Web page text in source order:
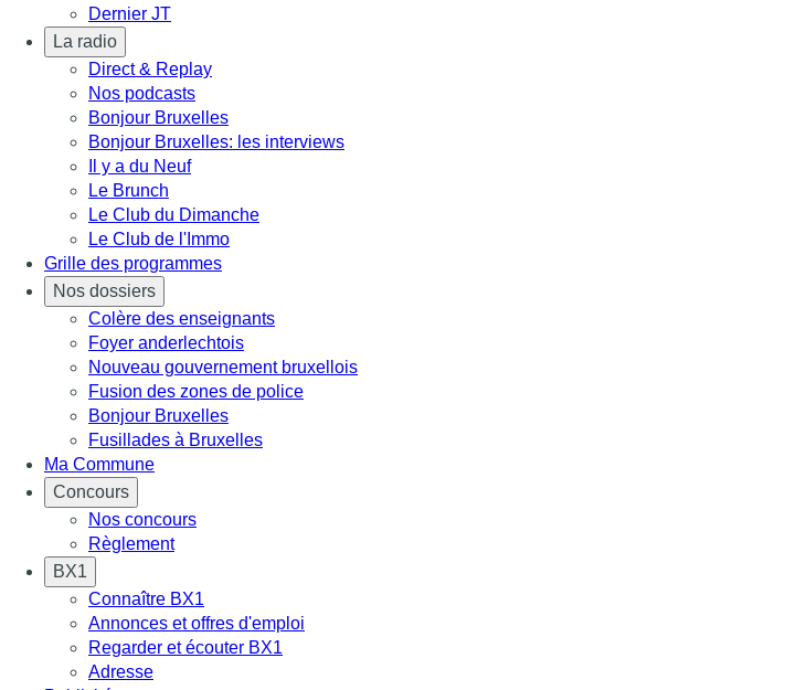
Dernier JT
La radio
Direct & Replay
Nos podcasts
Bonjour Bruxelles
Bonjour Bruxelles: les interviews
Il y a du Neuf
Le Brunch
Le Club du Dimanche
Le Club de l'Immo
Grille des programmes
Nos dossiers
Colère des enseignants
Foyer anderlechtois
Nouveau gouvernement bruxellois
Fusion des zones de police
Bonjour Bruxelles
Fusillades à Bruxelles
Ma Commune
Concours
Nos concours
Règlement
BX1
Connaître BX1
Annonces et offres d'emploi
Regarder et écouter BX1
Adresse